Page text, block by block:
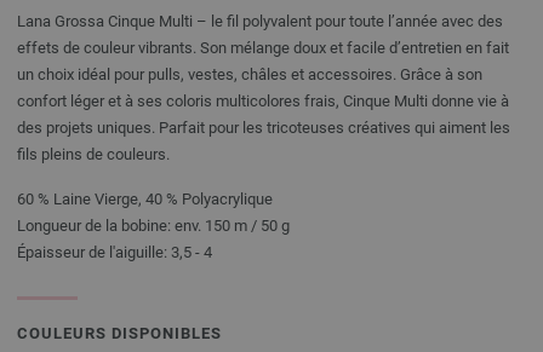
Lana Grossa Cinque Multi – le fil polyvalent pour toute l’année avec des
effets de couleur vibrants. Son mélange doux et facile d’entretien en fait
un choix idéal pour pulls, vestes, châles et accessoires. Grâce à son
confort léger et à ses coloris multicolores frais, Cinque Multi donne vie à
des projets uniques. Parfait pour les tricoteuses créatives qui aiment les
fils pleins de couleurs.
60 % Laine Vierge, 40 % Polyacrylique
Longueur de la bobine: env. 150 m / 50 g
Épaisseur de l'aiguille: 3,5 - 4
COULEURS DISPONIBLES